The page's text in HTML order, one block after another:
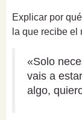
Explicar por
la que recibe el
«Solo
vais a
algo,